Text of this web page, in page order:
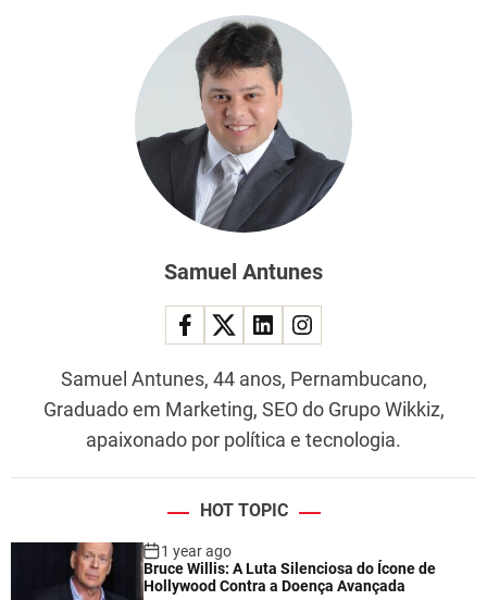
Samuel Antunes
Samuel Antunes, 44 anos, Pernambucano,
Graduado em Marketing, SEO do Grupo Wikkiz,
apaixonado por política e tecnologia.
HOT TOPIC
1 year ago
Bruce Willis: A Luta Silenciosa do Ícone de
Hollywood Contra a Doença Avançada